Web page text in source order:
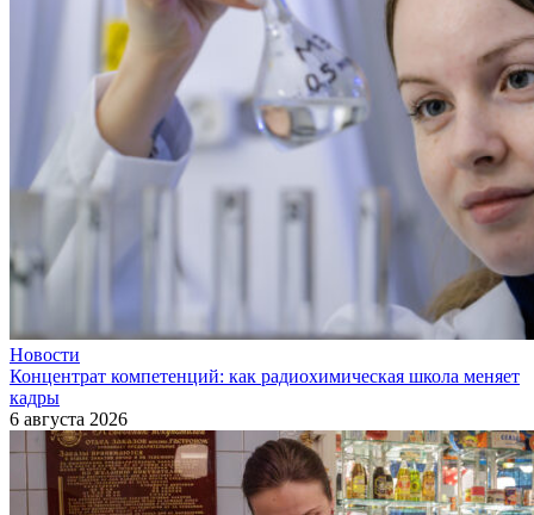
Новости
Концентрат компетенций: как радиохимическая школа меняет
кадры
6 августа 2026